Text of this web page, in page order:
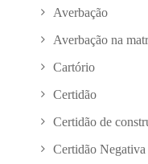
Averbação
Averbação na
Cartório
Certidão
Certidão de
Certidão Negativa